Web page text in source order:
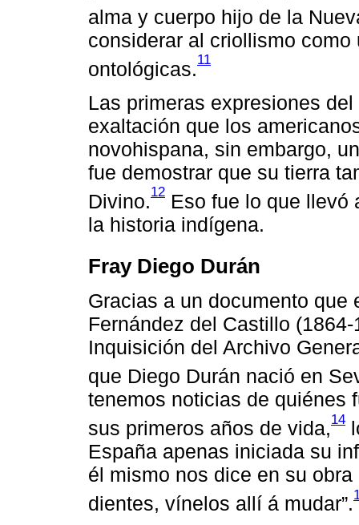
alma y cuerpo hijo de la
considerar al criollismo
ontológicas.11
Las primeras expresiones
exaltación que los
novohispana, sin embargo,
fue demostrar que su tierra
Divino.12 Eso fue lo que llevó
la historia indígena.
Fray Diego Durán
Gracias a un documento
Fernández del Castillo
Inquisición del Archivo
que Diego Durán nació en
tenemos noticias de quiénes
sus primeros años de vida,14
España apenas iniciada su
él mismo nos dice en su
dientes, vínelos allí á mudar”.